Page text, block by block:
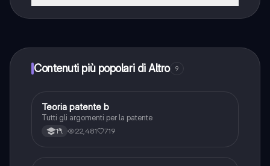
Knowunity Premium, che consente di studiare senza
Contenuti più popolari di Altro 9
Altro
Teoria patente b
Tutti gli argomenti per la patente
1ªl 22,481 719